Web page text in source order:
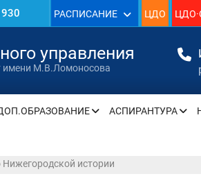
—
РАСПИСАНИЕ ЦДО
управления
имени М.В.Ломоносова
АСПИРАНТУРА
истории